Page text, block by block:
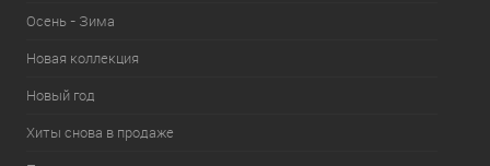
Осень - Зима
Новая коллекция
Новый год
Хиты снова в продаже